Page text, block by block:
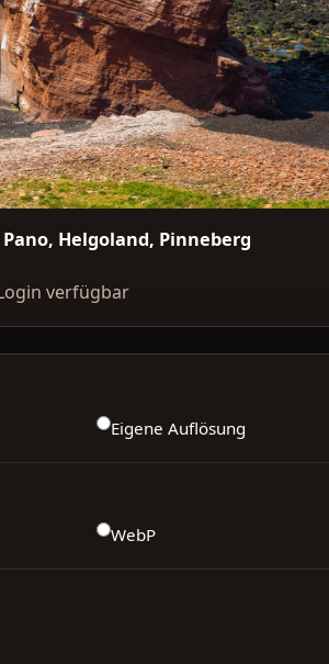
Helgoland, Pinneberg
verfügbar
Eigene Auflösung
WebP